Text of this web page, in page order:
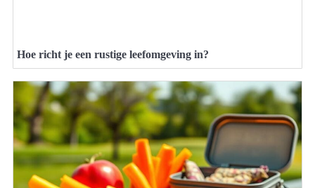
Hoe richt je een rustige leefomgeving in?